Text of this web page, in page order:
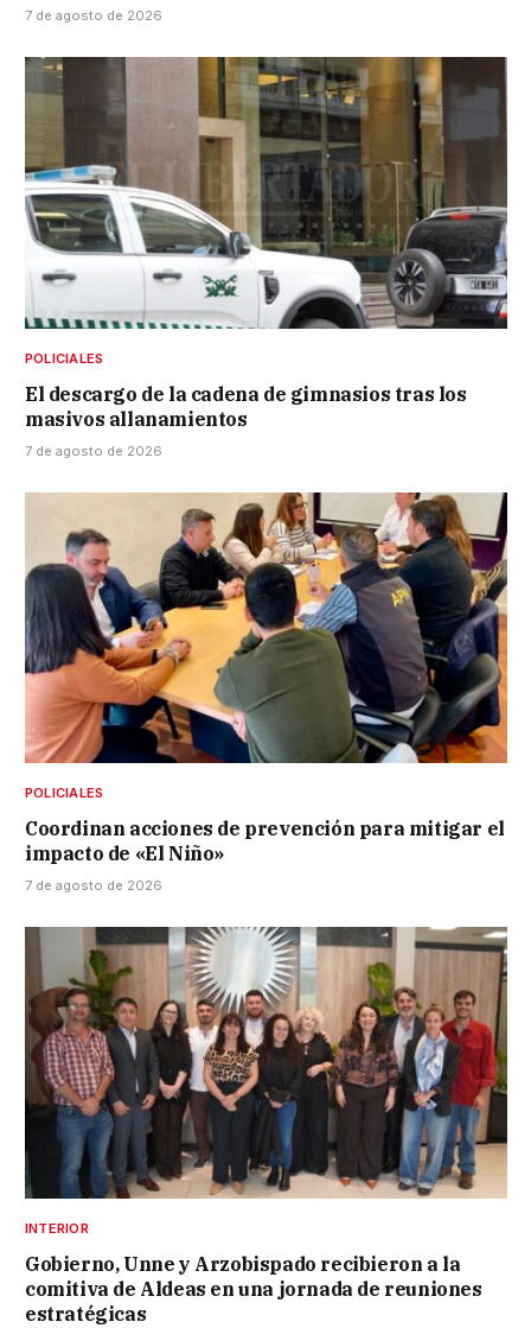
7 de agosto de 2026
POLICIALES
El descargo de la cadena de gimnasios tras los
masivos allanamientos
7 de agosto de 2026
POLICIALES
Coordinan acciones de prevención para mitigar el
impacto de «El Niño»
7 de agosto de 2026
INTERIOR
Gobierno, Unne y Arzobispado recibieron a la
comitiva de Aldeas en una jornada de reuniones
estratégicas